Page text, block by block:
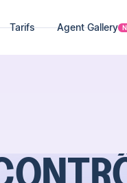
Tarifs Agent Gallery